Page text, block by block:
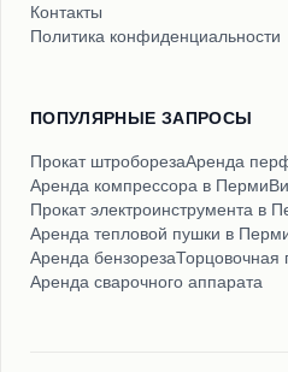
Контакты
Политика конфиденциальности
ПОПУЛЯРНЫЕ ЗАПРОСЫ
Прокат штроборезаАренда
Аренда компрессора в Перми
Прокат электроинструмента в
Аренда тепловой пушки в
Аренда бензорезаТорцовочная
Аренда сварочного аппарата